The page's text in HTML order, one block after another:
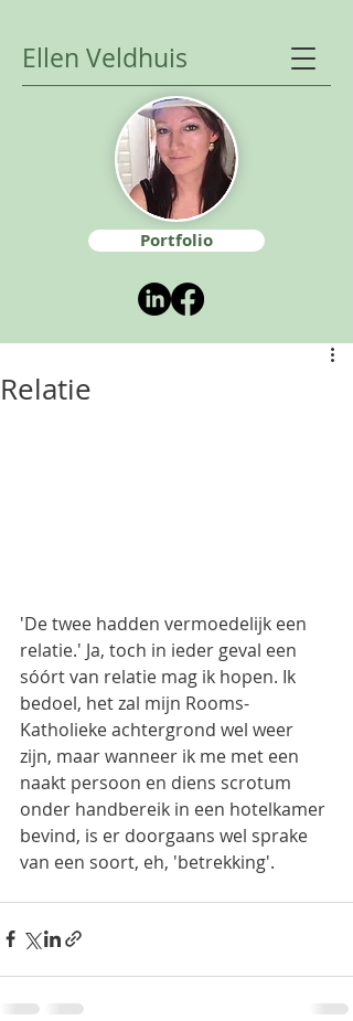
Ellen Veldhuis
Portfolio
Relatie
'De twee hadden vermoedelijk een
relatie.' Ja, toch in ieder geval een
sóórt van relatie mag ik hopen. Ik
bedoel, het zal mijn Rooms-
Katholieke achtergrond wel weer
zijn, maar wanneer ik me met een
naakt persoon en diens scrotum
onder handbereik in een hotelkamer
bevind, is er doorgaans wel sprake
van een soort, eh, 'betrekking'.